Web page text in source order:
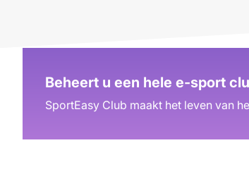
Beheert u een hele e-sport
SportEasy Club maakt het leven van